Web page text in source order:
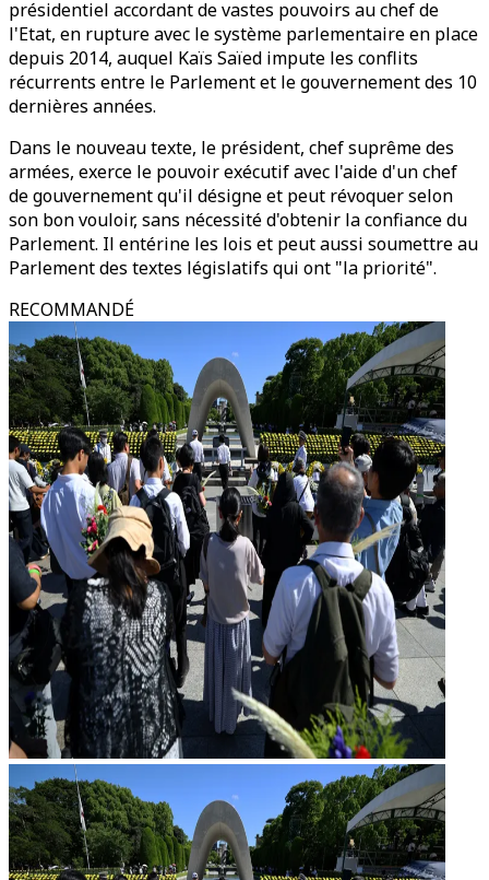
présidentiel accordant de vastes pouvoirs au chef de
l'Etat, en rupture avec le système parlementaire en place
depuis 2014, auquel Kaïs Saïed impute les conflits
récurrents entre le Parlement et le gouvernement des 10
dernières années.
Dans le nouveau texte, le président, chef suprême des
armées, exerce le pouvoir exécutif avec l'aide d'un chef
de gouvernement qu'il désigne et peut révoquer selon
son bon vouloir, sans nécessité d'obtenir la confiance du
Parlement. Il entérine les lois et peut aussi soumettre au
Parlement des textes législatifs qui ont "la priorité".
RECOMMANDÉ